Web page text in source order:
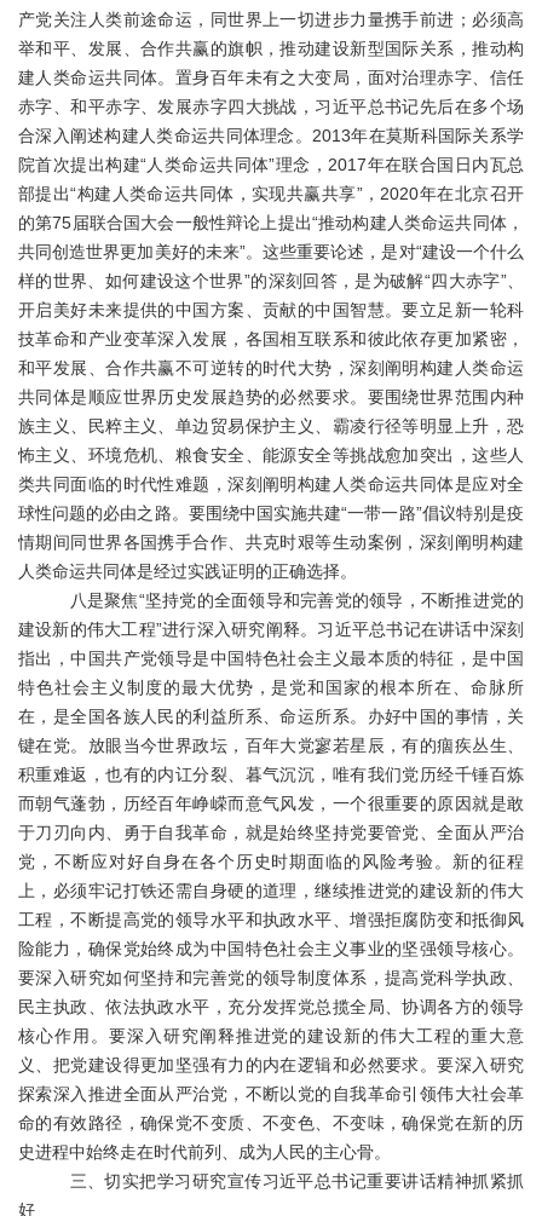
产党关注人类前途命运，同世界上一切进步力量携手前进；必须高
举和平、发展、合作共赢的旗帜，推动建设新型国际关系，推动构
建人类命运共同体。置身百年未有之大变局，面对治理赤字、信任
赤字、和平赤字、发展赤字四大挑战，习近平总书记先后在多个场
合深入阐述构建人类命运共同体理念。2013年在莫斯科国际关系学
院首次提出构建“人类命运共同体”理念，2017年在联合国日内瓦总
部提出“构建人类命运共同体，实现共赢共享”，2020年在北京召开
的第75届联合国大会一般性辩论上提出“推动构建人类命运共同体，
共同创造世界更加美好的未来”。这些重要论述，是对“建设一个什么
样的世界、如何建设这个世界”的深刻回答，是为破解“四大赤字”、
开启美好未来提供的中国方案、贡献的中国智慧。要立足新一轮科
技革命和产业变革深入发展，各国相互联系和彼此依存更加紧密，
和平发展、合作共赢不可逆转的时代大势，深刻阐明构建人类命运
共同体是顺应世界历史发展趋势的必然要求。要围绕世界范围内种
族主义、民粹主义、单边贸易保护主义、霸凌行径等明显上升，恐
怖主义、环境危机、粮食安全、能源安全等挑战愈加突出，这些人
类共同面临的时代性难题，深刻阐明构建人类命运共同体是应对全
球性问题的必由之路。要围绕中国实施共建“一带一路”倡议特别是疫
情期间同世界各国携手合作、共克时艰等生动案例，深刻阐明构建
人类命运共同体是经过实践证明的正确选择。
八是聚焦“坚持党的全面领导和完善党的领导，不断推进党的
建设新的伟大工程”进行深入研究阐释。习近平总书记在讲话中深刻
指出，中国共产党领导是中国特色社会主义最本质的特征，是中国
特色社会主义制度的最大优势，是党和国家的根本所在、命脉所
在，是全国各族人民的利益所系、命运所系。办好中国的事情，关
键在党。放眼当今世界政坛，百年大党寥若星辰，有的痼疾丛生、
积重难返，也有的内讧分裂、暮气沉沉，唯有我们党历经千锤百炼
而朝气蓬勃，历经百年峥嵘而意气风发，一个很重要的原因就是敢
于刀刃向内、勇于自我革命，就是始终坚持党要管党、全面从严治
党，不断应对好自身在各个历史时期面临的风险考验。新的征程
上，必须牢记打铁还需自身硬的道理，继续推进党的建设新的伟大
工程，不断提高党的领导水平和执政水平、增强拒腐防变和抵御风
险能力，确保党始终成为中国特色社会主义事业的坚强领导核心。
要深入研究如何坚持和完善党的领导制度体系，提高党科学执政、
民主执政、依法执政水平，充分发挥党总揽全局、协调各方的领导
核心作用。要深入研究阐释推进党的建设新的伟大工程的重大意
义、把党建设得更加坚强有力的内在逻辑和必然要求。要深入研究
探索深入推进全面从严治党，不断以党的自我革命引领伟大社会革
命的有效路径，确保党不变质、不变色、不变味，确保党在新的历
史进程中始终走在时代前列、成为人民的主心骨。
三、切实把学习研究宣传习近平总书记重要讲话精神抓紧抓
好